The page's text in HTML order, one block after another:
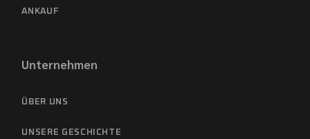
ANKAUF
Unternehmen
ÜBER UNS
UNSERE GESCHICHTE